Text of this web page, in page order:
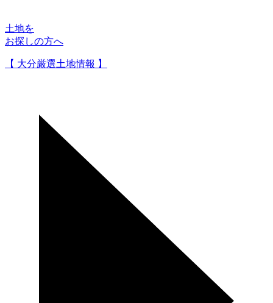
土地を
お探しの方へ
【 大分厳選土地情報 】